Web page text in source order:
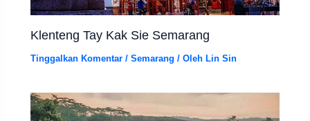
Klenteng Tay Kak Sie Semarang
Tinggalkan Komentar /Semarang / OlehLin Sin